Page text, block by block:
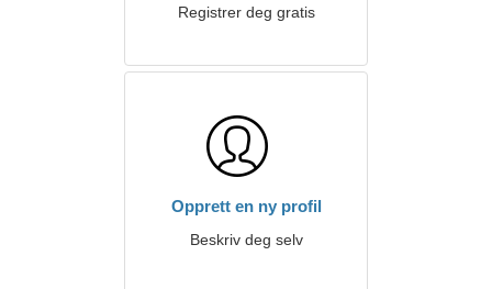
Registrer deg gratis
Opprett en ny profil
Beskriv deg selv